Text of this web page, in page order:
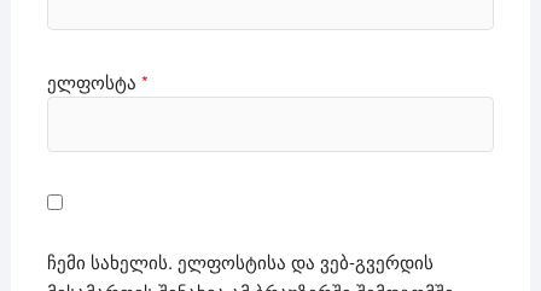
ელფოსტა *
ჩემი სახელის. ელფოსტისა და ვებ-გვერდის